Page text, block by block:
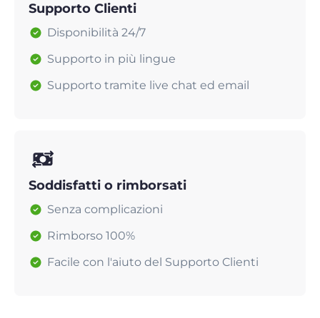
Supporto Clienti
Disponibilità 24/7
Supporto in più lingue
Supporto tramite live chat ed email
Soddisfatti o rimborsati
Senza complicazioni
Rimborso 100%
Facile con l'aiuto del Supporto Clienti